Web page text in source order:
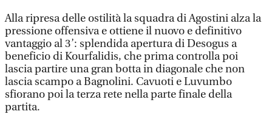
Alla ripresa delle ostilità la squadra di Agostini alza la
pressione offensiva e ottiene il nuovo e definitivo
vantaggio al 3’: splendida apertura di Desogus a
beneficio di Kourfalidis, che prima controlla poi
lascia partire una gran botta in diagonale che non
lascia scampo a Bagnolini. Cavuoti e Luvumbo
sfiorano poi la terza rete nella parte finale della
partita.